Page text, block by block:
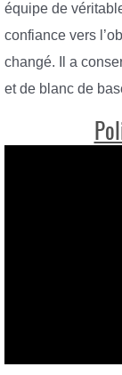
équipe de
confiance vers
changé. Il a
et de blanc de